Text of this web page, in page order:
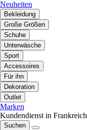
Neuheiten
Bekleidung
Große Größen
Schuhe
Unterwäsche
Sport
Accessoires
Für ihn
Dekoration
Outlet
Marken
Kundendienst in Frankreich
Suchen